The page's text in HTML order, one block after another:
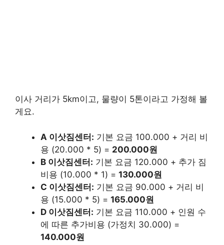
이사 거리가 5km이고, 물량이 5톤이라고 가정해 볼
게요.
A 이삿짐센터: 기본 요금 100.000 + 거리 비
용 (20.000 * 5) = 200.000원
B 이삿짐센터: 기본 요금 120.000 + 추가 짐
비용 (10.000 * 1) = 130.000원
C 이삿짐센터: 기본 요금 90.000 + 거리 비
용 (15.000 * 5) = 165.000원
D 이삿짐센터: 기본 요금 110.000 + 인원 수
에 따른 추가비용 (가정치 30.000) =
140.000원